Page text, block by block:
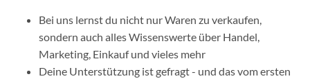
Bei uns lernst du nicht nur Waren zu verkaufen,
sondern auch alles Wissenswerte über Handel,
Marketing, Einkauf und vieles mehr
Deine Unterstützung ist gefragt - und das vom ersten